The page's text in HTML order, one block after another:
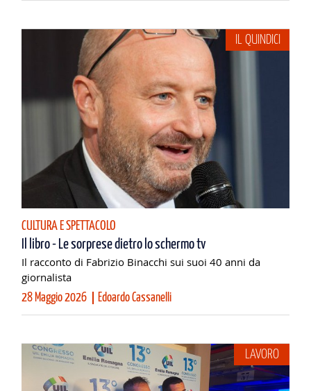
CULTURA E SPETTACOLO
IL QUINDICI
Il libro - Le sorprese dietro lo schermo tv
Il racconto di Fabrizio Binacchi sui suoi 40 anni da
giornalista
28 Maggio 2026 Edoardo Cassanelli
LAVORO